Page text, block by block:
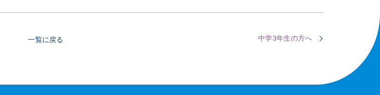
一覧に戻る 中学3年生の方へ